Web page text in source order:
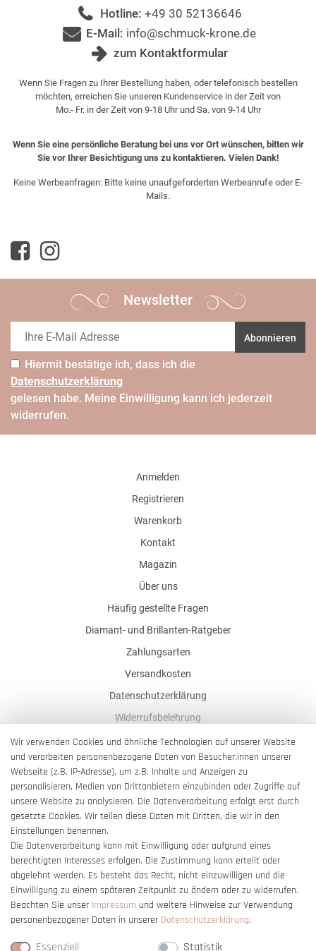
Hotline: +49 30 52136646
E-Mail: info@schmuck-krone.de
zum Kontaktformular
Wenn Sie Fragen zu Ihrer Bestellung haben, oder telefonisch bestellen
möchten, erreichen Sie unseren Kundenservice in der Zeit von
Mo.- Fr. in der Zeit von 9-18 Uhr und Sa. von 9-14 Uhr
Wenn Sie eine persönliche Beratung bei uns vor Ort wünschen, bitten wir
Sie vor Ihrer Besichtigung uns zu kontaktieren. Vielen Dank!
Keine Werbeanfragen: Bitte keine unaufgeforderten Werbeanrufe oder E-
Mails.
Newsletter
Abonnieren
Hiermit bestätige ich, dass ich die
Daten­schutz­erklärung
gelesen habe. Meine Einwilligung kann ich jederzeit
widerrufen.
Anmelden
Registrieren
Warenkorb
Kontakt
Magazin
Über uns
Häufig gestellte Fragen
Diamant- und Brillanten-Ratgeber
Zahlungsarten
Versandkosten
Datenschutzerklärung
Widerrufsbelehrung
AGB
Impressum
Barrierefreiheitserklärung
Vertrag widerrufen
Wir verwenden Cookies und ähnliche Technologien auf unserer Website
und verarbeiten personenbezogene Daten von Besucher:innen unserer
Webseite (z.B. IP-Adresse), um z.B. Inhalte und Anzeigen zu
personalisieren, Medien von Drittanbietern einzubinden oder Zugriffe auf
unsere Website zu analysieren. Die Datenverarbeitung erfolgt erst durch
gesetzte Cookies. Wir teilen diese Daten mit Dritten, die wir in den
Einstellungen benennen.
Die Datenverarbeitung kann mit Einwilligung oder aufgrund eines
berechtigten Interesses erfolgen. Die Zustimmung kann erteilt oder
abgelehnt werden. Es besteht das Recht, nicht einzuwilligen und die
Einwilligung zu einem späteren Zeitpunkt zu ändern oder zu widerrufen.
Beachten Sie unser Impressum und weitere Hinweise zur Verwendung
personenbezogener Daten in unserer Daten­schutz­erklärung.
Essenziell Statistik